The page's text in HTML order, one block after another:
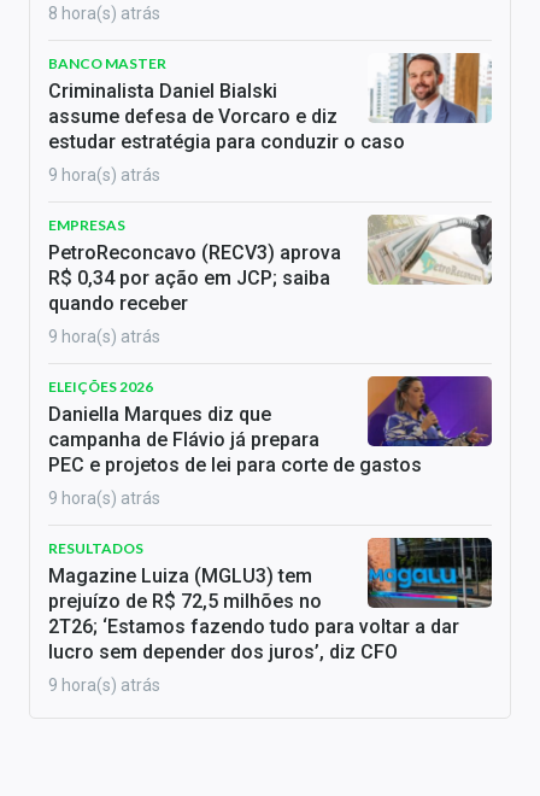
8 hora(s) atrás
BANCO MASTER
Criminalista Daniel Bialski
assume defesa de Vorcaro e diz
estudar estratégia para conduzir o caso
9 hora(s) atrás
EMPRESAS
PetroReconcavo (RECV3) aprova
R$ 0,34 por ação em JCP; saiba
quando receber
9 hora(s) atrás
ELEIÇÕES 2026
Daniella Marques diz que
campanha de Flávio já prepara
PEC e projetos de lei para corte de gastos
9 hora(s) atrás
RESULTADOS
Magazine Luiza (MGLU3) tem
prejuízo de R$ 72,5 milhões no
2T26; ‘Estamos fazendo tudo para voltar a dar
lucro sem depender dos juros’, diz CFO
9 hora(s) atrás